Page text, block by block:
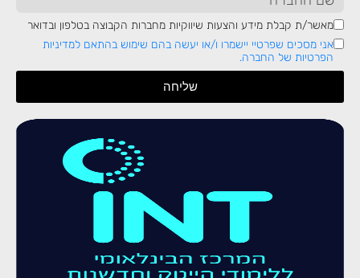
9
Serialization and de-serialization in
Python for transfer or consistency of
Networking and web programming
Game development with Python
מאשר/ת קבלת מידע והצעות שיווקיות מחברות הקבוצה בטלפון ובדואר
אני מסכים שפרטיי יישמרו ו/או יעשה בהם שימוש בהתאם למדיניות
הפרטיות של החברה.
שליחה